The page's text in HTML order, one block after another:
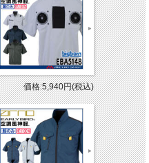
価格:5,940円(税込)